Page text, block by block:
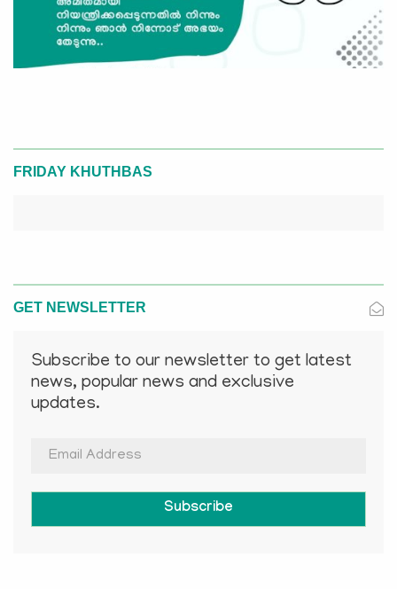
FRIDAY KHUTHBAS
GET NEWSLETTER
Subscribe to our newsletter to get latest
news, popular news and exclusive
updates.
Subscribe